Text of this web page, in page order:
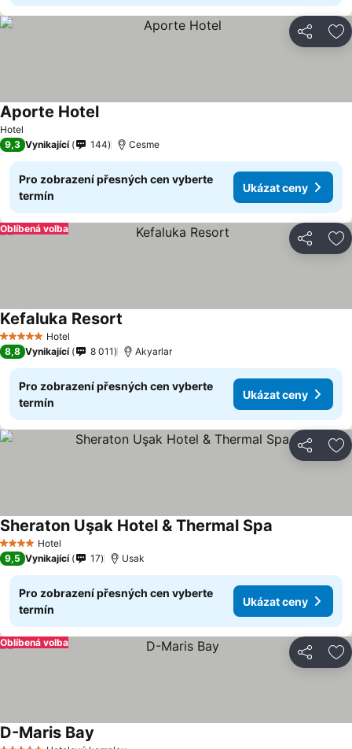
Sdílet
Hotel
Aporte Hotel
9,3 Vynikající 144 Cesme
Pro zobrazení přesných cen vyberte
termín
Ukázat ceny
Sdílet
Oblíbená volba
5 Počet hvězdiček
Hotel
Kefaluka Resort
8,8 Vynikající 8 011 Akyarlar
Pro zobrazení přesných cen vyberte
termín
Ukázat ceny
Sdílet
4 Počet hvězdiček
Hotel
Sheraton Uşak Hotel & Thermal Spa
9,5 Vynikající 17 Usak
Pro zobrazení přesných cen vyberte
termín
Ukázat ceny
Sdílet
Oblíbená volba
D-Maris Bay